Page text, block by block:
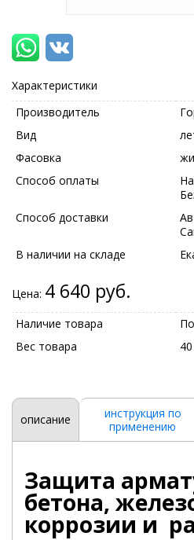
Характеристики
Производитель
Вид
Фасовка
Способ оплаты
Способ доставки
В наличии на складе
Цена: 4 640 руб.
Наличие товара
Вес товара
описание
инструкция по
применению
Защита
бетона,
коррозии и